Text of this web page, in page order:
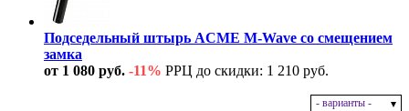
Подседельный штырь ACME M-Wave со смещением
замка
от 1 080 руб. -11% РРЦ до скидки: 1 210 руб.
- варианты -